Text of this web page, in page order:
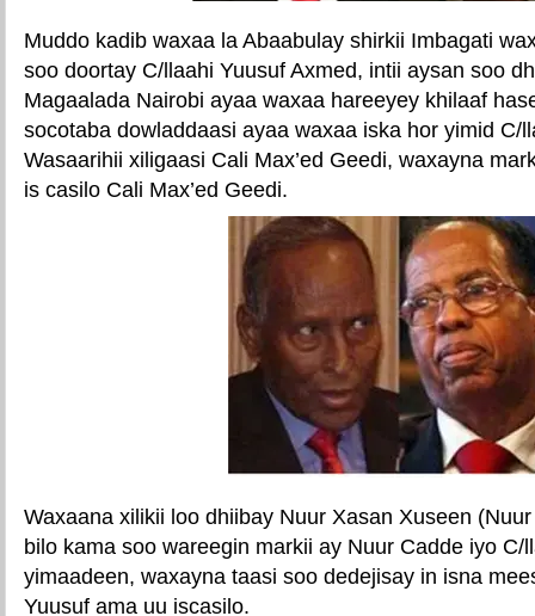
Muddo kadib waxaa la Abaabulay shirkii Imbagati
soo doortay C/llaahi Yuusuf Axmed, intii aysan soo
Magaalada Nairobi ayaa waxaa hareeyey khilaaf
socotaba dowladdaasi ayaa waxaa iska hor yimid C/
Wasaarihii xiligaasi Cali Max’ed Geedi, waxayna
is casilo Cali Max’ed Geedi.
Waxaana xilikii loo dhiibay Nuur Xasan Xuseen
bilo kama soo wareegin markii ay Nuur Cadde iyo C/
yimaadeen, waxayna taasi soo dedejisay in isna
Yuusuf ama uu iscasilo.